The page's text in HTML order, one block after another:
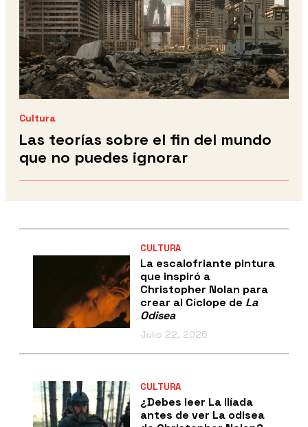
Cultura
Las teorías sobre el fin del mundo
que no puedes ignorar
CULTURA
La escalofriante pintura
que inspiró a
Christopher Nolan para
crear al Cíclope de La
Odisea
Julio 22, 2026
CULTURA
¿Debes leer La Ilíada
antes de ver La odisea